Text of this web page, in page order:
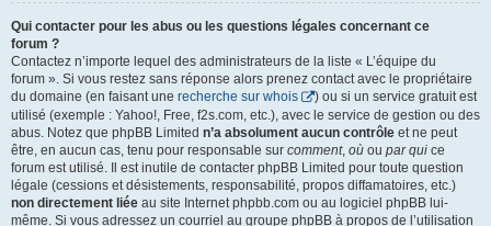
Qui contacter pour les abus ou les questions légales concernant ce
forum ?
Contactez n’importe lequel des administrateurs de la liste « L’équipe du
forum ». Si vous restez sans réponse alors prenez contact avec le propriétaire
du domaine (en faisant une recherche sur whois
) ou si un service gratuit est
utilisé (exemple : Yahoo!, Free, f2s.com, etc.), avec le service de gestion ou des
abus. Notez que phpBB Limited n’a absolument aucun contrôle et ne peut
être, en aucun cas, tenu pour responsable sur comment, où ou par qui ce
forum est utilisé. Il est inutile de contacter phpBB Limited pour toute question
légale (cessions et désistements, responsabilité, propos diffamatoires, etc.)
non directement liée au site Internet phpbb.com ou au logiciel phpBB lui-
même. Si vous adressez un courriel au groupe phpBB à propos de l’utilisation